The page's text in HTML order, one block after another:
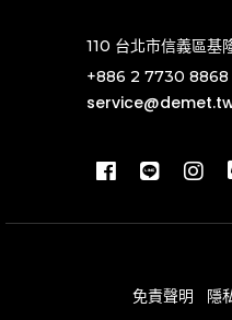
110 台北市信義區基
+886 2 7730 8868
免責聲明 隱